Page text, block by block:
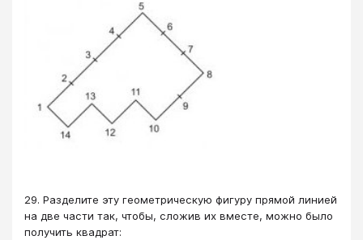
29. Разделите эту геометрическую фигуру прямой линией
на две части так, чтобы, сложив их вместе, можно было
получить квадрат: